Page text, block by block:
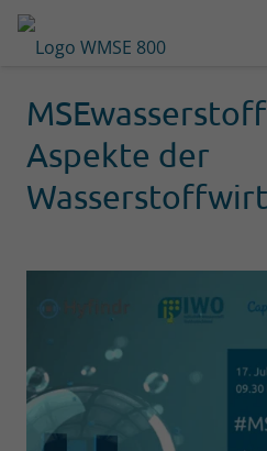
Aspekte der